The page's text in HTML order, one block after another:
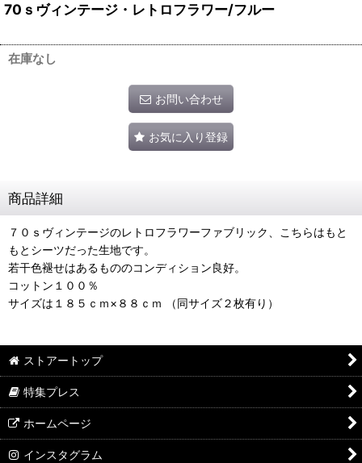
70ｓヴィンテージ・レトロフラワー/フルー
在庫なし
お問い合わせ
お気に入り登録
商品詳細
７０ｓヴィンテージのレトロフラワーファブリック、こちらはもと
もとシーツだった生地です。
若干色褪せはあるもののコンディション良好。
コットン１００％
サイズは１８５ｃｍ×８８ｃｍ （同サイズ２枚有り）
ストアートップ
特集プレス
ホームページ
インスタグラム